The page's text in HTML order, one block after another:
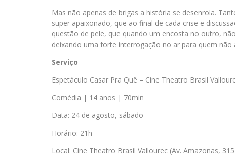
Mas não apenas de brigas a história se desenrola.
super apaixonado, que ao final de cada crise e
questão de pele, que quando um encosta no outro,
deixando uma forte interrogação no ar para quem não
Serviço
Espetáculo Casar Pra Quê – Cine Theatro Brasil
Comédia | 14 anos | 70min
Data: 24 de agosto, sábado
Horário: 21h
Local: Cine Theatro Brasil Vallourec (Av. Amazonas,